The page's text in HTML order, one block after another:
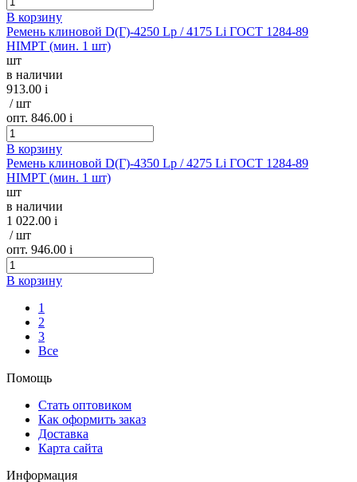
В корзину
Ремень клиновой D(Г)-4250 Lp / 4175 Li ГОСТ 1284-89
HIMPT (мин. 1 шт)
шт
в наличии
913.00 i
/ шт
опт. 846.00 i
В корзину
Ремень клиновой D(Г)-4350 Lp / 4275 Li ГОСТ 1284-89
HIMPT (мин. 1 шт)
шт
в наличии
1 022.00 i
/ шт
опт. 946.00 i
В корзину
1
2
3
Все
Помощь
Стать оптовиком
Как оформить заказ
Доставка
Карта сайта
Информация